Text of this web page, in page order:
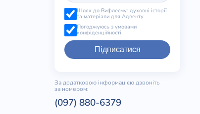
Шлях до Вифлеєму: духовні історії
та матеріали для Адвенту
Погоджуюсь з умовами
конфіденційності
Підписатися
За додатковою інформацією дзвоніть
за номером:
(097) 880-6379